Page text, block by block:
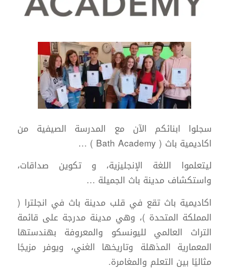
سجلوا ابنائكم الآن مع المدرسة الصيفية من
اكاديمية باث ( Bath Academy ) …
ليتعلموا اللغة الإنجليزية، و تكوين صداقات،
واستكشاف مدينة باث الجميلة …
اكاديمية باث تقع في قلب مدينة باث في انجلترا (
المملكة المتحدة )، وهي مدينة مدرجة على قائمة
التراث العالمي لليونسكو والمعروفة بهندستها
المعمارية المذهلة وتاريخها الغني، ويوفر مزيجًا
مثاليًا بين التعلم والمغامرة.